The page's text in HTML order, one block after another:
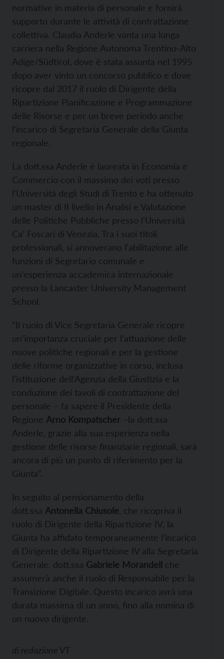
normative in materia di personale e fornirà
supporto durante le attività di contrattazione
collettiva. Claudia Anderle vanta una lunga
carriera nella Regione Autonoma Trentino-Alto
Adige/Südtirol, dove è stata assunta nel 1995
dopo aver vinto un concorso pubblico e dove
ricopre dal 2017 il ruolo di Dirigente della
Ripartizione Pianificazione e Programmazione
delle Risorse e per un breve periodo anche
l’incarico di Segretaria Generale della Giunta
regionale.
La dott.ssa Anderle è laureata in Economia e
Commercio con il massimo dei voti presso
l’Università degli Studi di Trento e ha ottenuto
un master di II livello in Analisi e Valutazione
delle Politiche Pubbliche presso l’Università
Ca’ Foscari di Venezia. Tra i suoi titoli
professionali, si annoverano l’abilitazione alle
funzioni di Segretario comunale e
un’esperienza accademica internazionale
presso la Lancaster University Management
School.
“Il ruolo di Vice Segretaria Generale ricopre
un’importanza cruciale per l’attuazione delle
nuove politiche regionali e per la gestione
delle riforme organizzative in corso, inclusa
l’istituzione dell’Agenzia della Giustizia e la
conduzione dei tavoli di contrattazione del
personale – fa sapere il Presidente della
Regione Arno Kompatscher –la dott.ssa
Anderle, grazie alla sua esperienza nella
gestione delle risorse finanziarie regionali, sarà
ancora di più un punto di riferimento per la
Giunta”.
In seguito al pensionamento della
dott.ssa Antonella Chiusole , che ricopriva il
ruolo di Dirigente della Ripartizione IV, la
Giunta ha affidato temporaneamente l’incarico
di Dirigente della Ripartizione IV alla Segretaria
Generale, dott.ssa Gabriele Morandell che
assumerà anche il ruolo di Responsabile per la
Transizione Digitale. Questo incarico avrà una
durata massima di un anno, fino alla nomina di
un nuovo dirigente.
di redazione VT